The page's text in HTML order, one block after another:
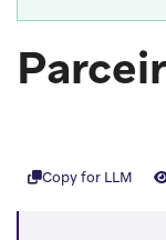
Copy for LLM